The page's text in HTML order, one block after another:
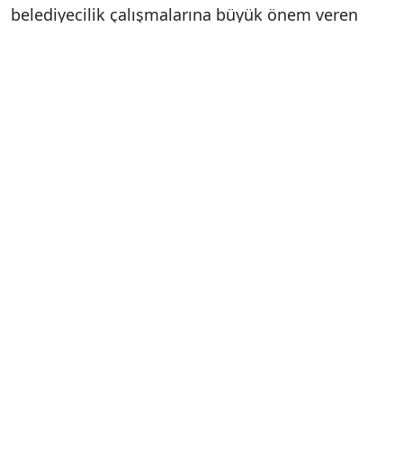
belediyecilik çalışmalarına büyük önem veren